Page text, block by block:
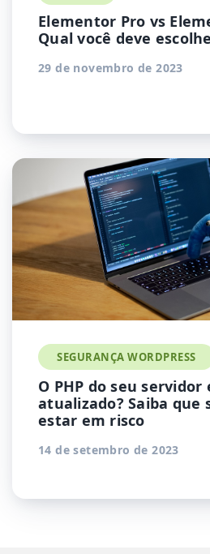
Elementor Pro vs
Qual você deve
29 de novembro de 2023
SEGURANÇA WORDPRESS
O PHP do seu servidor
atualizado? Saiba que
estar em risco
14 de setembro de 2023